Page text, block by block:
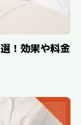
！効果や料金